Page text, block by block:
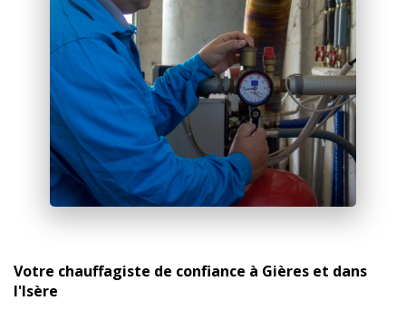
Votre chauffagiste de confiance à Gières et dans
l'Isère